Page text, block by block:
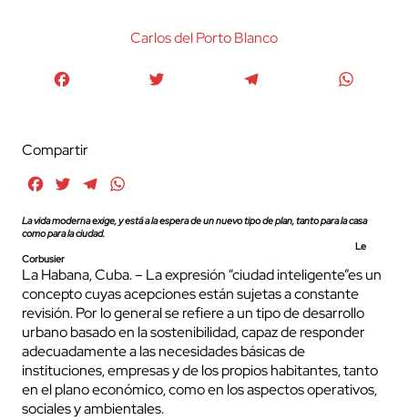
Carlos del Porto Blanco
Compartir
FacebookTwitterTelegram
La vida moderna exige, y está a la espera de un nuevo tipo de plan, tanto para la casa
como para la ciudad.
Le
Corbusier
La Habana, Cuba. – La expresión “ciudad inteligente”es un
concepto cuyas acepciones están sujetas a constante
revisión. Por lo general se refiere a un tipo de desarrollo
urbano basado en la sostenibilidad, capaz de responder
adecuadamente a las necesidades básicas de
instituciones, empresas y de los propios habitantes, tanto
en el plano económico, como en los aspectos operativos,
sociales y ambientales.